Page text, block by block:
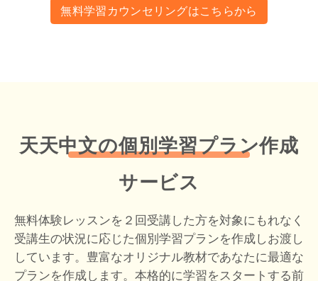
無料学習カウンセリングはこちらから
天天中文の個別学習プラン作成
サービス
無料体験レッスンを２回受講した方を対象にもれなく
受講生の状況に応じた個別学習プランを作成しお渡し
しています。豊富なオリジナル教材であなたに最適な
プランを作成します。本格的に学習をスタートする前